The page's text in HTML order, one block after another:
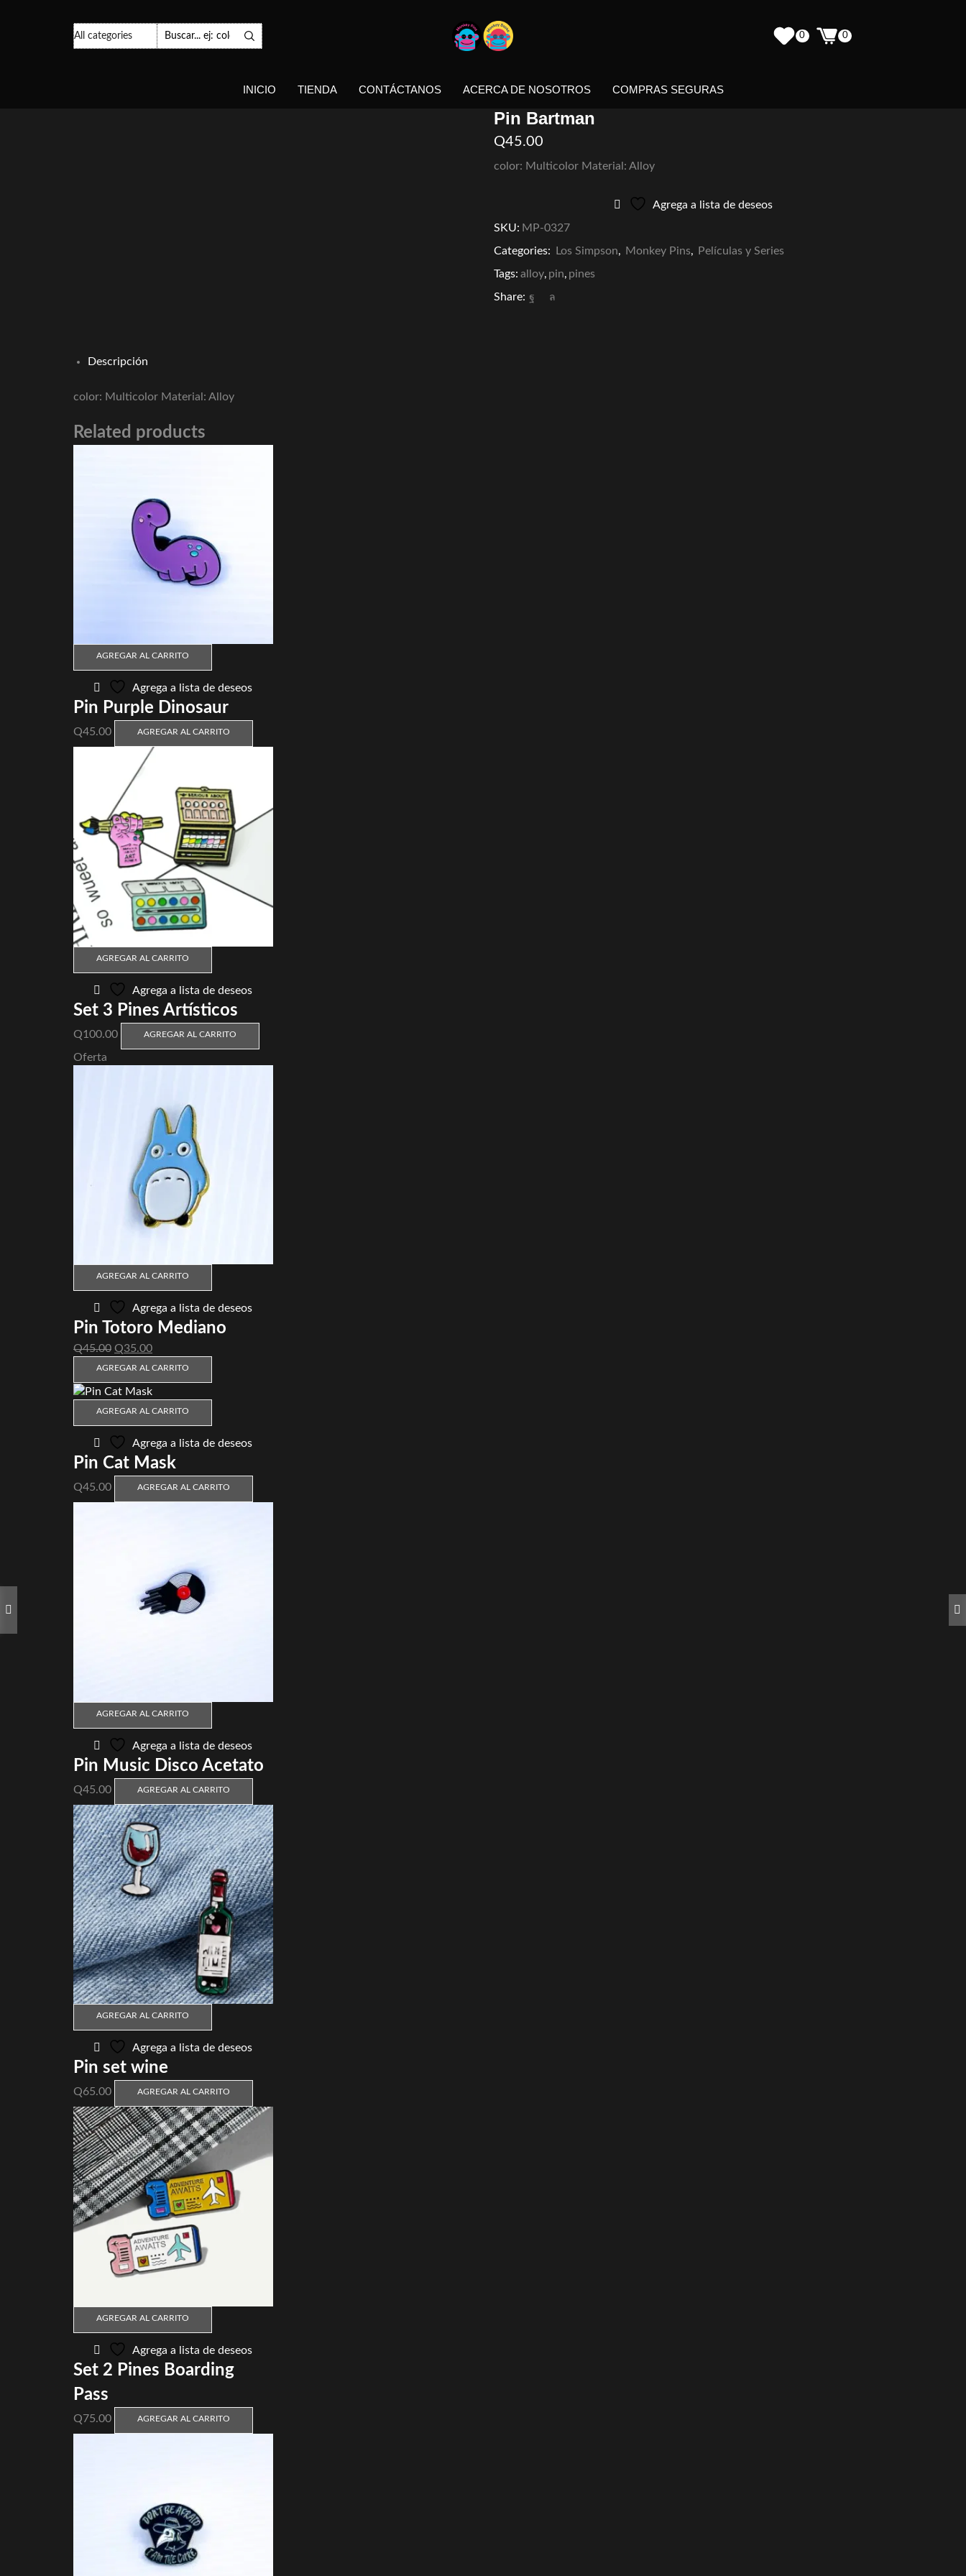
Search
0 0
INICIO TIENDA CONTÁCTANOS ACERCA DE NOSOTROS COMPRAS SEGURAS
Pin Bartman
Q45.00
color: Multicolor Material: Alloy
Agrega a lista de deseos
SKU: MP-0327
Categories:
Los Simpson, Monkey Pins,
Películas y Series
Tags: alloy, pin, pines
Share:
Descripción
color: Multicolor Material: Alloy
Related products
AGREGAR AL CARRITO
Agrega a lista de deseos
Pin Purple Dinosaur
Q45.00 AGREGAR AL CARRITO
AGREGAR AL CARRITO
Agrega a lista de deseos
Set 3 Pines Artísticos
Q100.00 AGREGAR AL CARRITO
Oferta
AGREGAR AL CARRITO
Agrega a lista de deseos
Pin Totoro Mediano
Q45.00 El
precio
original
era:
Q45.00.
Q35.00El
precio
actual
es:
Q35.00.
AGREGAR AL CARRITO
AGREGAR AL CARRITO
Agrega a lista de deseos
Pin Cat Mask
Q45.00 AGREGAR AL CARRITO
AGREGAR AL CARRITO
Agrega a lista de deseos
Pin Music Disco Acetato
Q45.00 AGREGAR AL CARRITO
AGREGAR AL CARRITO
Agrega a lista de deseos
Pin set wine
Q65.00 AGREGAR AL CARRITO
AGREGAR AL CARRITO
Agrega a lista de deseos
Set 2 Pines Boarding
Pass
Q75.00 AGREGAR AL CARRITO